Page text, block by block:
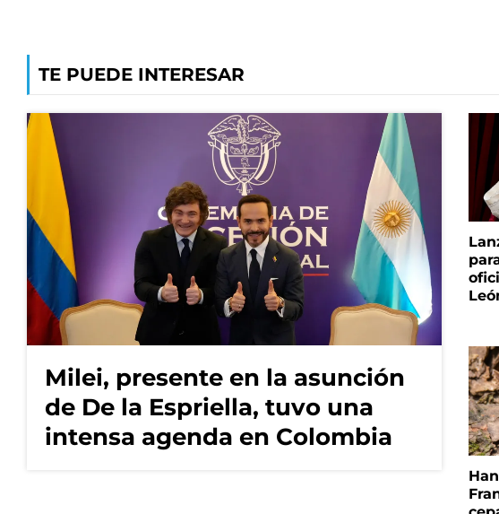
TE PUEDE INTERESAR
Milei, presente en la asunción
de De la Espriella, tuvo una
intensa agenda en Colombia